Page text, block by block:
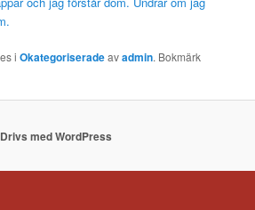
iOkategoriseradeavadmin. Bokmärk
Drivs med WordPress